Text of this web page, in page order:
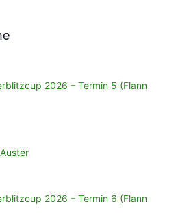
2026 – Termin 5 (Flann
2026 – Termin 6 (Flann